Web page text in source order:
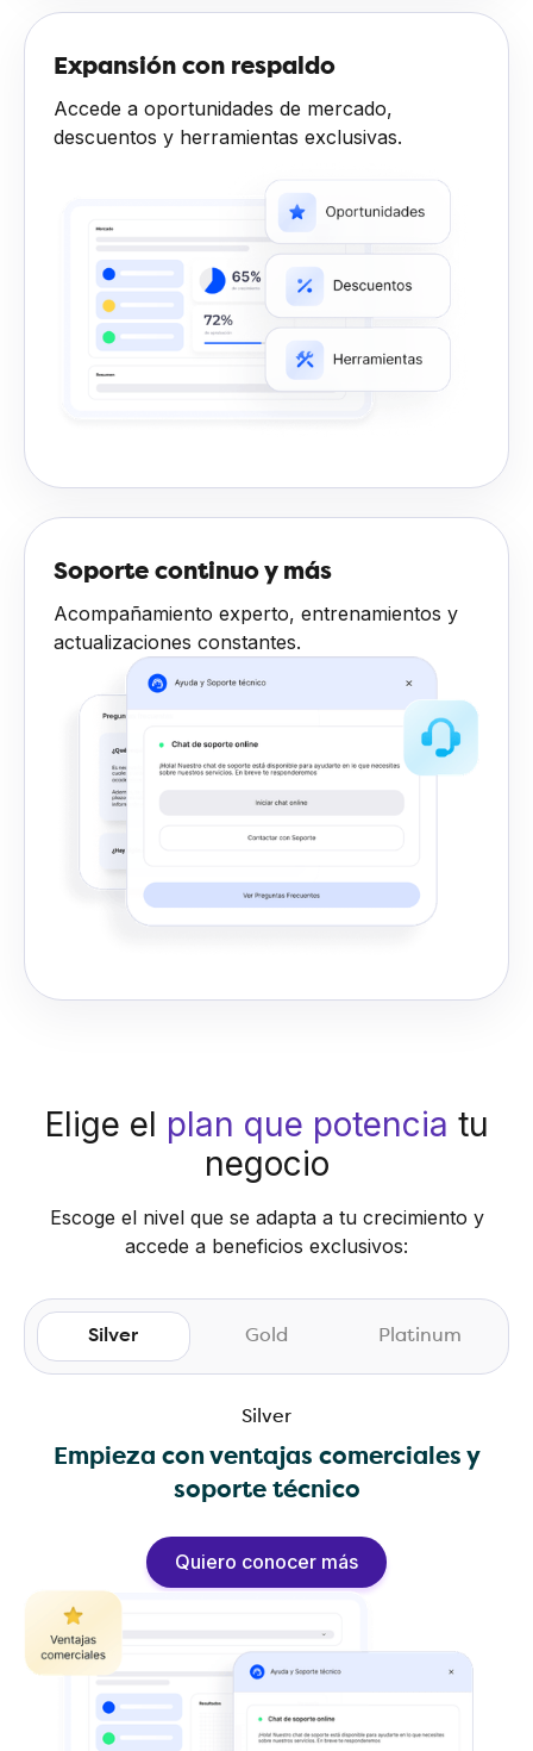
Expansión con respaldo
Accede a oportunidades de mercado,
descuentos y herramientas exclusivas.
Soporte continuo y más
Acompañamiento experto, entrenamientos y
actualizaciones constantes.
Elige el plan que potencia tu
negocio
Escoge el nivel que se adapta a tu crecimiento y
accede a beneficios exclusivos:
Silver Gold Platinum
Silver
Empieza con ventajas comerciales y
soporte técnico
Quiero conocer más